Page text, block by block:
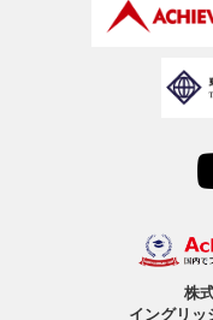
株
イングリッ